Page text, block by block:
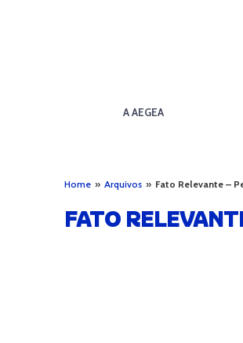
A AEGEA
Home » Arquivos » Fato Relevante –
FATO